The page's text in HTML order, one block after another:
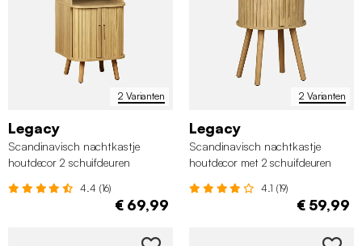
2 Varianten
Legacy
Scandinavisch nachtkastje
houtdecor 2 schuifdeuren
4.4 (16)
€ 69,99
2 Varianten
Legacy
Scandinavisch nachtkastje
houtdecor met 2 schuifdeuren
4.1 (19)
€ 59,99